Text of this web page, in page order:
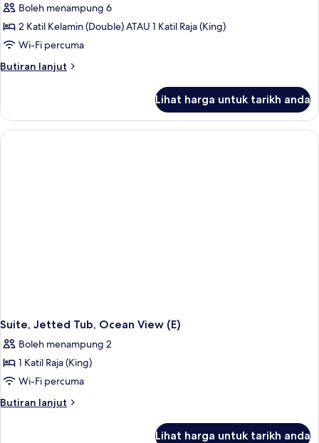
Boleh menampung 6
2 Katil Kelamin (Double) ATAU 1 Katil Raja (King)
Wi-Fi percuma
Butiran lanjut
Butiran
Suite,
Connecting
Rooms,
Lihat harga untuk tarikh anda
Suite, Jetted Tub, Ocean View (E)
Boleh menampung 2
1 Katil Raja (King)
Wi-Fi percuma
Butiran lanjut
Butiran
Lihat harga untuk tarikh anda